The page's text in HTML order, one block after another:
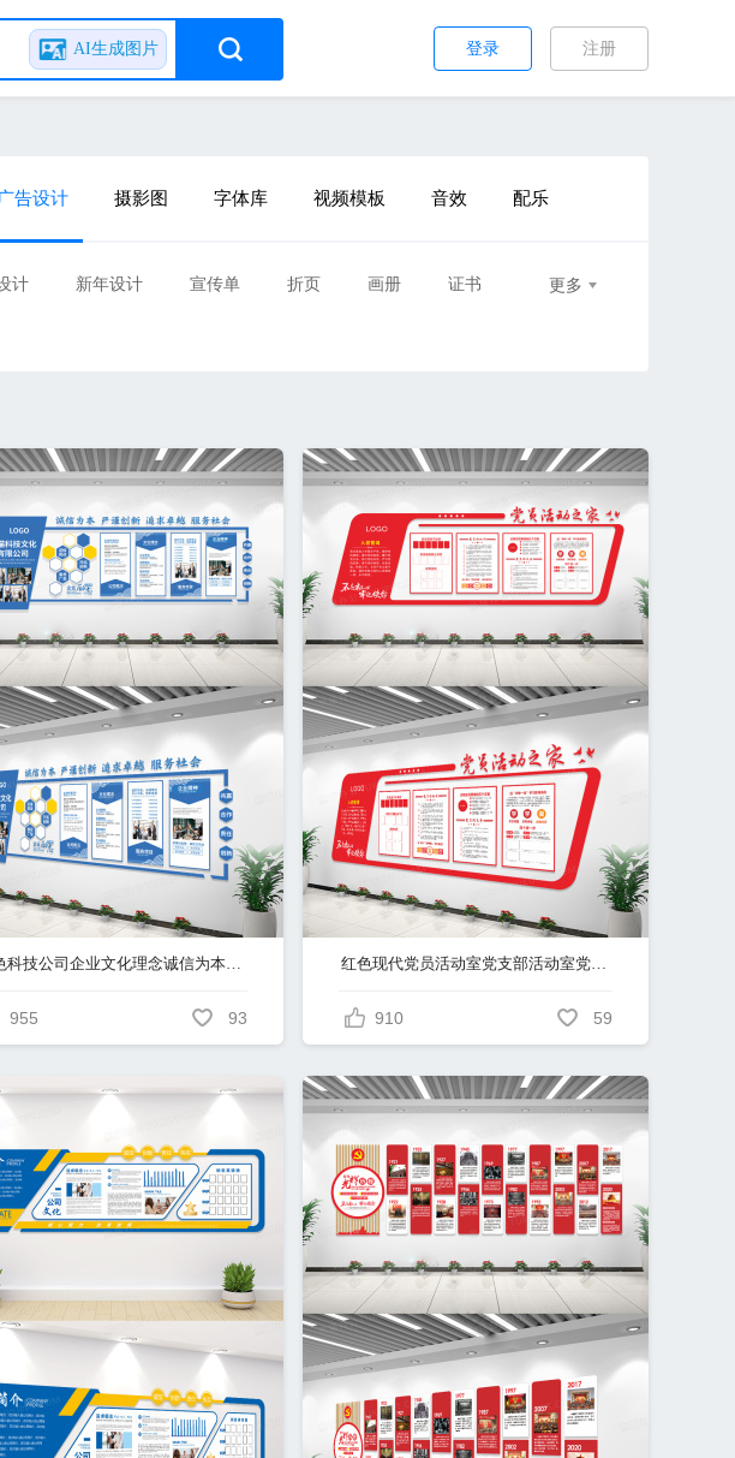
AI生成图片 注册
登录
广告设计 摄影图 字体库 视频模板 音效 配乐
计 新年设计 宣传单 折页 画册 证书 更多
蓝色科技公司企业文化理念诚信为本科技公司蓝色历程简介励志企业文化墙
955 93
红色现代党员活动室党支部活动室党员之家党建文化墙
910 59